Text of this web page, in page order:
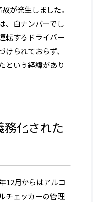
が発生しました。
、白ナンバーでし
転するドライバー
られておらず、
という経緯があり
化された
12月からはアルコ
チェッカーの管理